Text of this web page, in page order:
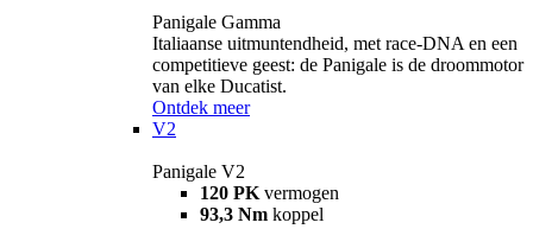
Panigale Gamma
Italiaanse uitmuntendheid, met race-DNA en een
competitieve geest: de Panigale is de droommotor
van elke Ducatist.
Ontdek meer
V2
Panigale V2
120 PK vermogen
93,3 Nm koppel